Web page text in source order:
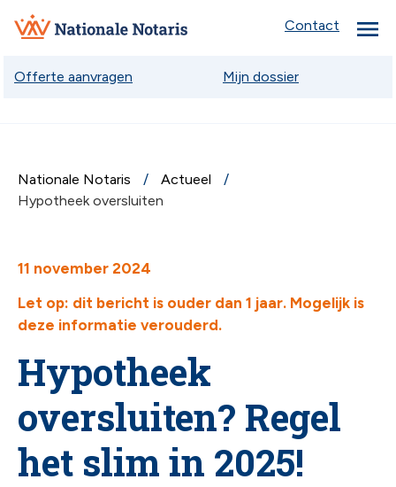
Nationale
Contact menu
Offerte aanvragen Mijn dossier
Nationale Notaris
Actueel
Hypotheek oversluiten
11 november 2024
Let op: dit bericht is ouder dan 1 jaar. Mogelijk is
deze informatie verouderd.
Hypotheek
oversluiten? Regel
het slim in 2025!